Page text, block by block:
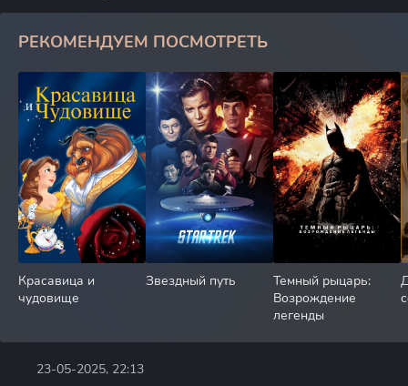
РЕКОМЕНДУЕМ ПОСМОТРЕТЬ
Красавица и
чудовище
Звездный путь
Темный рыцарь:
Возрождение
легенды
23-05-2025, 22:13